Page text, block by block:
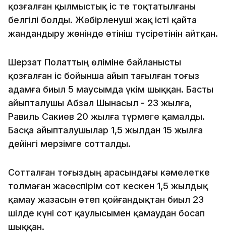
қозғалған қылмыстық іс те тоқтатылғаны
белгілі болды. Жәбірленуші жақ істі қайта
жандандыру жөнінде өтініш түсіретінін айтқан.
Шерзат Полаттың өліміне байланысты
қозғалған іс бойынша айып тағылған тоғыз
адамға биыл 5 маусымда үкім шыққан. Басты
айыпталушы Абзал Шынасыл - 23 жылға,
Равиль Сакиев 20 жылға түрмеге қамалды.
Басқа айыпталушылар 1,5 жылдан 15 жылға
дейінгі мерзімге сотталды.
Сотталған тоғыздың арасындағы кәмелетке
толмаған жасөспірім сот кескен 1,5 жылдық
қамау жазасын өтеп қойғандықтан биыл 23
шілде күні сот қаулысымен қамаудан босап
шыққан.